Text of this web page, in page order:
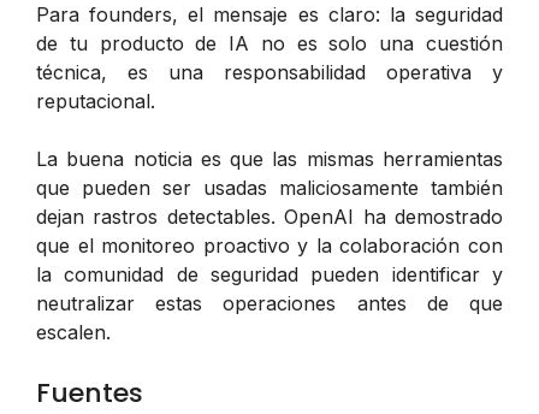
Para founders, el mensaje es claro: la seguridad
de tu producto de IA no es solo una cuestión
técnica, es una responsabilidad operativa y
reputacional.
La buena noticia es que las mismas herramientas
que pueden ser usadas maliciosamente también
dejan rastros detectables. OpenAI ha demostrado
que el monitoreo proactivo y la colaboración con
la comunidad de seguridad pueden identificar y
neutralizar estas operaciones antes de que
escalen.
Fuentes